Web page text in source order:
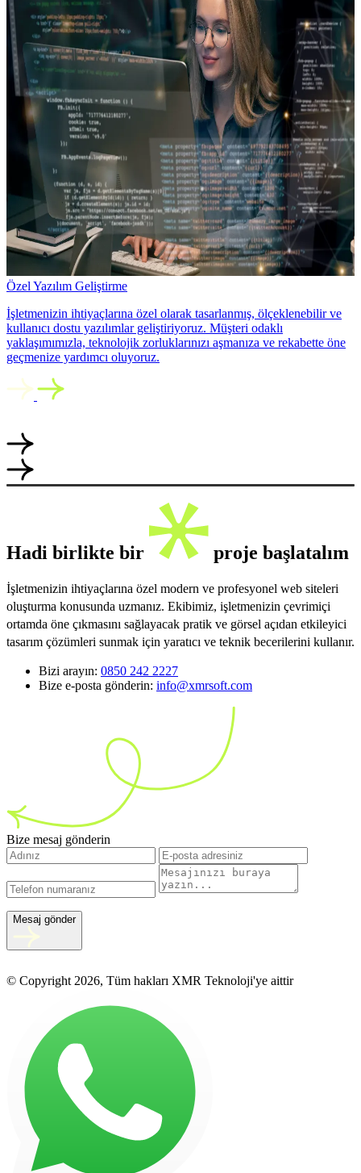
Özel Yazılım Geliştirme
İşletmenizin ihtiyaçlarına özel olarak tasarlanmış, ölçeklenebilir ve
kullanıcı dostu yazılımlar geliştiriyoruz. Müşteri odaklı
yaklaşımımızla, teknolojik zorluklarınızı aşmanıza ve rekabette öne
geçmenize yardımcı oluyoruz.
Hadi birlikte bir proje başlatalım
İşletmenizin ihtiyaçlarına özel modern ve profesyonel web siteleri
oluşturma konusunda uzmanız. Ekibimiz, işletmenizin çevrimiçi
ortamda öne çıkmasını sağlayacak pratik ve görsel açıdan etkileyici
tasarım çözümleri sunmak için yaratıcı ve teknik becerilerini kullanır.
Bizi arayın: 0850 242 2227
Bize e-posta gönderin: info@xmrsoft.com
Bize mesaj gönderin
Mesaj gönder
© Copyright 2026, Tüm hakları XMR Teknoloji'ye aittir